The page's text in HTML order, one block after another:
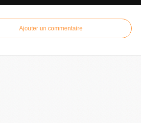
Ajouter un commentaire